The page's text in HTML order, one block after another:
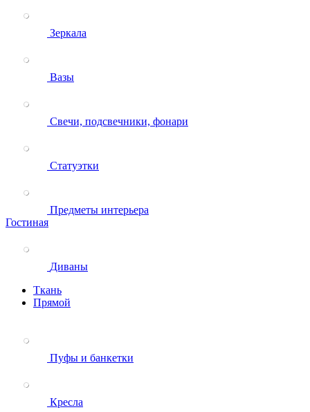
Зеркала
Вазы
Свечи, подсвечники, фонари
Статуэтки
Предметы интерьера
Гостиная
Диваны
Ткань
Прямой
Пуфы и банкетки
Кресла